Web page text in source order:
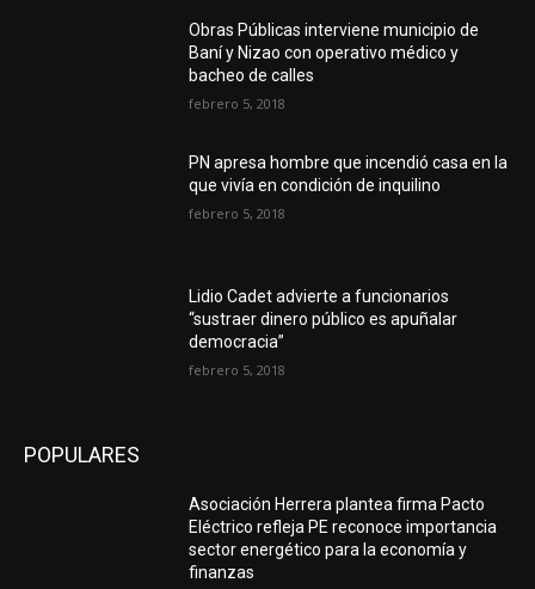
Obras Públicas interviene municipio de
Baní y Nizao con operativo médico y
bacheo de calles
febrero 5, 2018
PN apresa hombre que incendió casa en la
que vivía en condición de inquilino
febrero 5, 2018
Lidio Cadet advierte a funcionarios
“sustraer dinero público es apuñalar
democracia”
febrero 5, 2018
POPULARES
Asociación Herrera plantea firma Pacto
Eléctrico refleja PE reconoce importancia
sector energético para la economía y
finanzas